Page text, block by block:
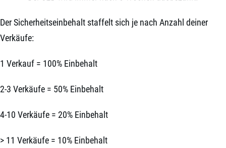
Der Sicherheitseinbehalt staffelt sich je nach Anzahl deiner
Verkäufe:
1 Verkauf = 100% Einbehalt
2-3 Verkäufe = 50% Einbehalt
4-10 Verkäufe = 20% Einbehalt
> 11 Verkäufe = 10% Einbehalt